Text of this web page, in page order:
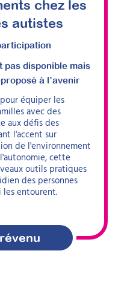
chez les
autistes
pas disponible mais
à l’avenir
équiper les
avec des
aux défis des
l'accent sur
de l'environnement
cette
outils pratiques
des personnes
entourent.